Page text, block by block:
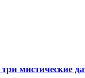
мистические